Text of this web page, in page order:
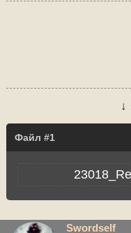
↓
Файл
Swordself